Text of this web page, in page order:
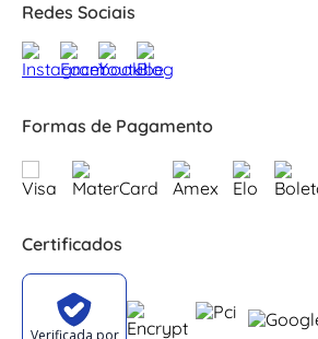
Redes Sociais
Formas de Pagamento
Certificados